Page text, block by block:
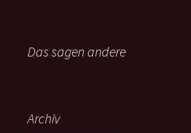
Das sagen andere
Archiv